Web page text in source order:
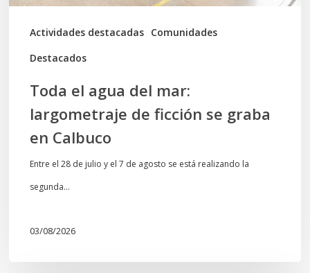
Actividades destacadas Comunidades
Destacados
se
graba
Toda el agua del mar:
largometraje de ficción se graba
en Calbuco
Entre el 28 de julio y el 7 de agosto se está realizando la
segunda…
03/08/2026